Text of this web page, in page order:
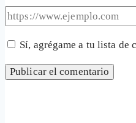
Sí, agrégame a tu lista de